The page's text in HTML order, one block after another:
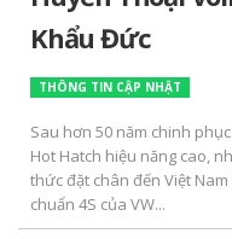
Khẩu Đức
THÔNG TIN CẬP NHẬT
Sau hơn 50 năm chinh
Hot Hatch hiệu năng cao,
thức đặt chân đến Việt
chuẩn 4S của VW...